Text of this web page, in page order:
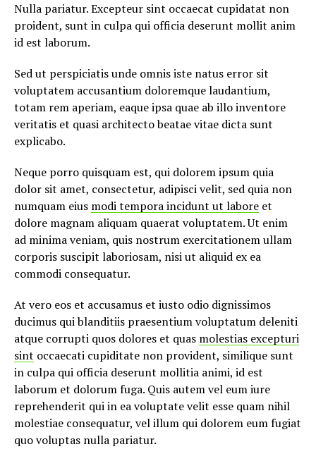
Nulla pariatur. Excepteur sint occaecat cupidatat non
proident, sunt in culpa qui officia deserunt mollit anim
id est laborum.
Sed ut perspiciatis unde omnis iste natus error sit
voluptatem accusantium doloremque laudantium,
totam rem aperiam, eaque ipsa quae ab illo inventore
veritatis et quasi architecto beatae vitae dicta sunt
explicabo.
Neque porro quisquam est, qui dolorem ipsum quia
dolor sit amet, consectetur, adipisci velit, sed quia non
numquam eius modi tempora incidunt ut labore et
dolore magnam aliquam quaerat voluptatem. Ut enim
ad minima veniam, quis nostrum exercitationem ullam
corporis suscipit laboriosam, nisi ut aliquid ex ea
commodi consequatur.
At vero eos et accusamus et iusto odio dignissimos
ducimus qui blanditiis praesentium voluptatum deleniti
atque corrupti quos dolores et quas molestias excepturi
sint occaecati cupiditate non provident, similique sunt
in culpa qui officia deserunt mollitia animi, id est
laborum et dolorum fuga. Quis autem vel eum iure
reprehenderit qui in ea voluptate velit esse quam nihil
molestiae consequatur, vel illum qui dolorem eum fugiat
quo voluptas nulla pariatur.